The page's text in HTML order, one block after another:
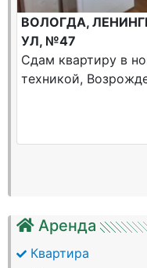
Аренда
Квартира
ВОЛОГДА,
УЛ, №47
Сдам квартиру в
техникой,